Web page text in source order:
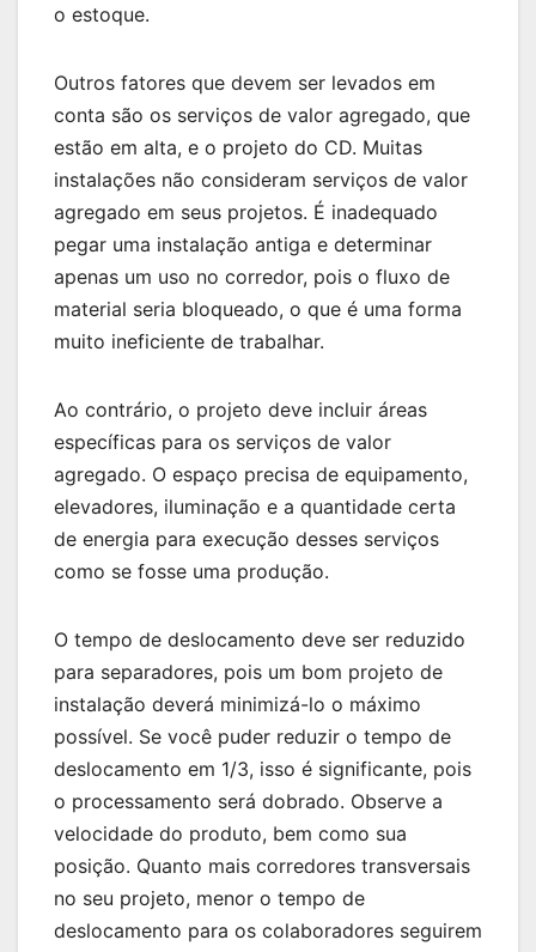
o estoque.
Outros fatores que devem ser levados em
conta são os serviços de valor agregado, que
estão em alta, e o projeto do CD. Muitas
instalações não consideram serviços de valor
agregado em seus projetos. É inadequado
pegar uma instalação antiga e determinar
apenas um uso no corredor, pois o fluxo de
material seria bloqueado, o que é uma forma
muito ineficiente de trabalhar.
Ao contrário, o projeto deve incluir áreas
específicas para os serviços de valor
agregado. O espaço precisa de equipamento,
elevadores, iluminação e a quantidade certa
de energia para execução desses serviços
como se fosse uma produção.
O tempo de deslocamento deve ser reduzido
para separadores, pois um bom projeto de
instalação deverá minimizá-lo o máximo
possível. Se você puder reduzir o tempo de
deslocamento em 1/3, isso é significante, pois
o processamento será dobrado. Observe a
velocidade do produto, bem como sua
posição. Quanto mais corredores transversais
no seu projeto, menor o tempo de
deslocamento para os colaboradores seguirem